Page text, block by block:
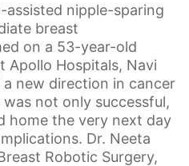
assisted nipple-sparing
breast
on a 53-year-old
Apollo Hospitals, Navi
a new direction in cancer
not only successful,
home the very next day
Dr. Neeta
Robotic Surgery,